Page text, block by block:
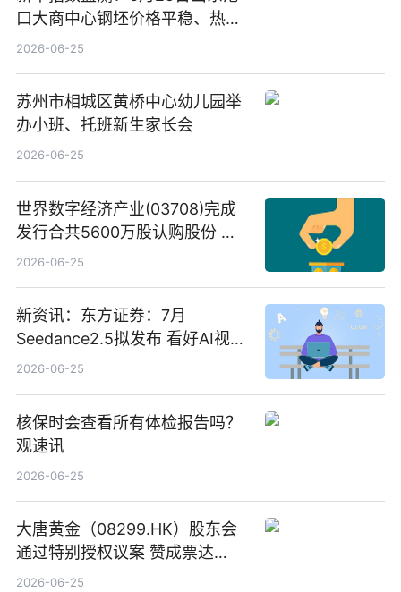
口大商中心钢坯价格平稳、热轧
C料价格微幅下跌
2026-06-25
苏州市相城区黄桥中心幼儿园举
办小班、托班新生家长会
2026-06-25
世界数字经济产业(03708)完成
发行合共5600万股认购股份 净
筹约1007万港元 独家焦点
2026-06-25
新资讯：东方证券：7月
Seedance2.5拟发布 看好AI视频
创作工作流进一步提效
2026-06-25
核保时会查看所有体检报告吗？
观速讯
2026-06-25
大唐黄金（08299.HK）股东会
通过特别授权议案 赞成票达
100%_新动态
2026-06-25